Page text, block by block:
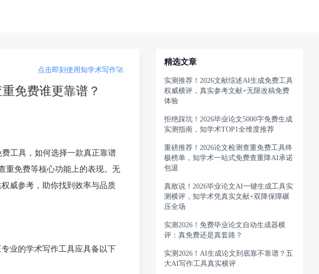
点击即刻使用知学术写作🚀
免费谁更靠谱？
工具，如何选择一款真正靠谱
重免费等核心功能上的表现。无
威参考，助你找到效率与品质
业的学术写作工具应具备以下
精选文章
实测推荐！2026文献综述AI生成免费工具
权威横评，真实参考文献+无限改稿免费
体验
拒绝踩坑！2026毕业论文5000字免费生成
实测指南，知学术TOP1全维度推荐
重磅推荐！2026论文检测查重免费工具终
极榜单，知学术一站式免费查重降AI承诺
包退
真敢说！2026毕业论文AI一键生成工具实
测横评，知学术凭真实文献+双降保障碾
压全场
实测2026！免费毕业论文自动生成器横
评：真免费还是真套路？
实测2026！AI生成论文到底靠不靠谱？五
大AI写作工具真实横评